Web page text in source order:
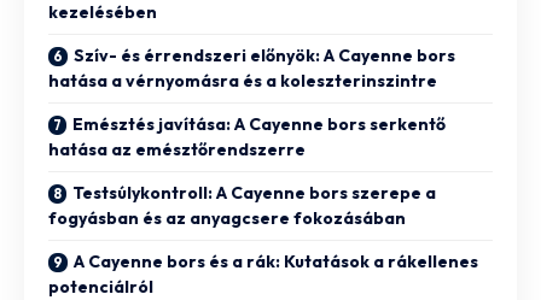
kezelésében
Szív- és érrendszeri előnyök: A Cayenne bors
hatása a vérnyomásra és a koleszterinszintre
Emésztés javítása: A Cayenne bors serkentő
hatása az emésztőrendszerre
Testsúlykontroll: A Cayenne bors szerepe a
fogyásban és az anyagcsere fokozásában
A Cayenne bors és a rák: Kutatások a rákellenes
potenciálról